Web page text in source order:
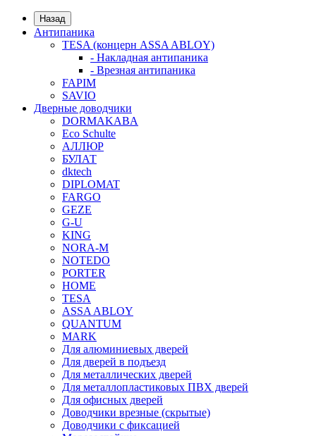
Назад
Антипаника
TESA (концерн ASSA ABLOY)
- Накладная антипаника
- Врезная антипаника
FAPIM
SAVIO
Дверные доводчики
DORMAKABA
Eco Schulte
АЛЛЮР
БУЛАТ
dktech
DIPLOMAT
FARGO
GEZE
G-U
KING
NORA-M
NOTEDO
PORTER
HOME
TESA
ASSA ABLOY
QUANTUM
MARK
Для алюминиевых дверей
Для дверей в подъезд
Для металлических дверей
Для металлопластиковых ПВХ дверей
Для офисных дверей
Доводчики врезные (скрытые)
Доводчики с фиксацией